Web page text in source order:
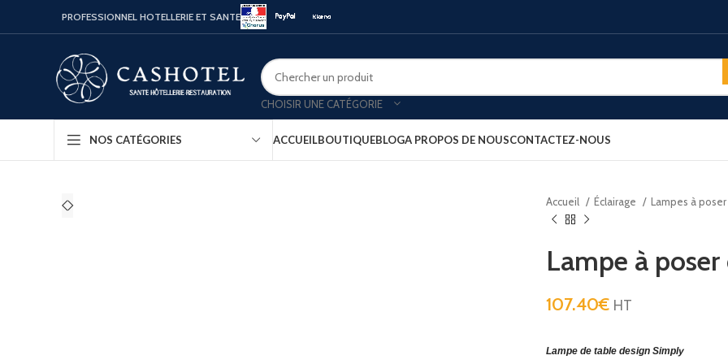
PROFESSIONNEL HOTELLERIE ET SANTE
CHOISIR UNE CATÉGORIE
NOS CATÉGORIES
MINIBARS
Minibar porte pleine
Minibar thermoélectrique
Plateau aspect cuir
ACCUEILBOUTIQUEBLOGA PROPOS DE NOUSCONTACTEZ-NOUS
Accueil Éclairage Lampes à poser
Lampe à
107.40€ HT
Lampe de table design Simply